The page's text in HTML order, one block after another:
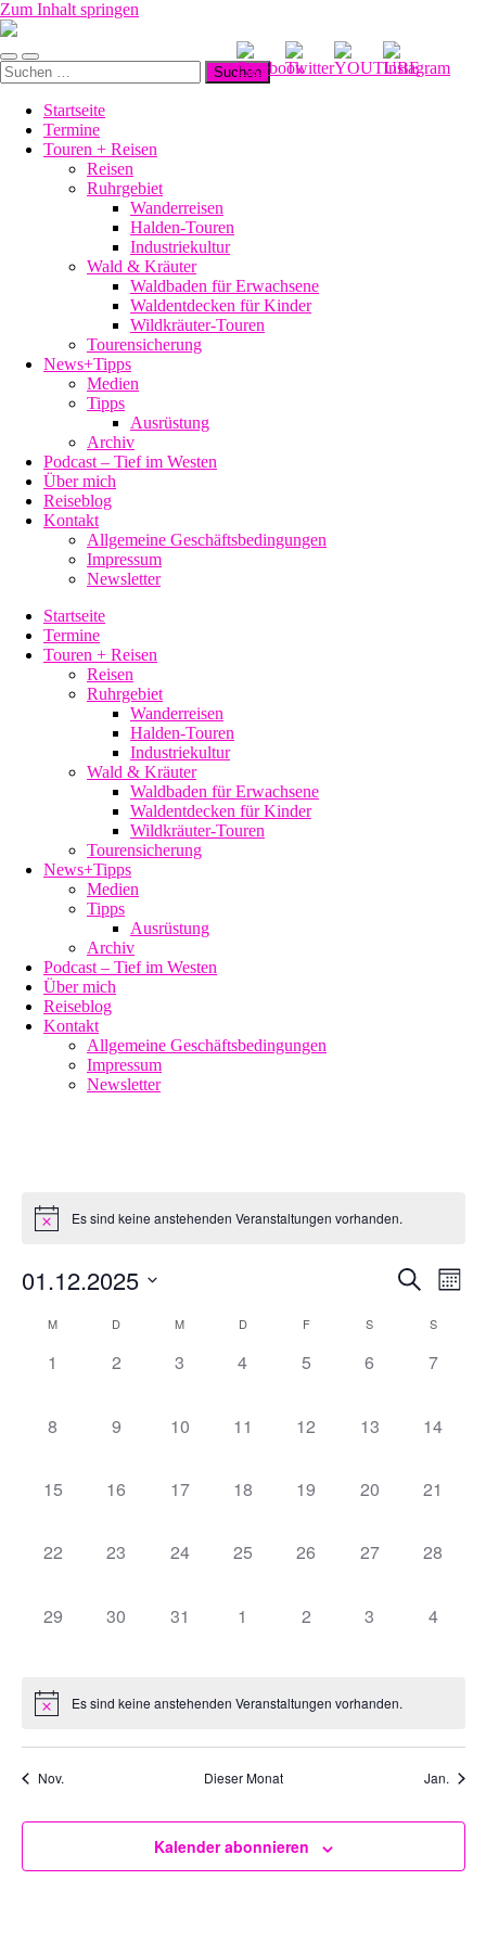
Zum Inhalt springen
Manu-
go
Mobile-
Menü
Suchfeld
ein-/ausblenden
Suchen
nach:
Startseite
Termine
Touren + Reisen
Reisen
Ruhrgebiet
Wanderreisen
Halden-Touren
Industriekultur
Wald & Kräuter
Waldbaden für Erwachsene
Waldentdecken für Kinder
Wildkräuter-Touren
Tourensicherung
News+Tipps
Medien
Tipps
Ausrüstung
Archiv
Podcast – Tief im Westen
Über mich
Reiseblog
Kontakt
Allgemeine Geschäftsbedingungen
Impressum
Newsletter
Startseite
Termine
Touren + Reisen
Reisen
Ruhrgebiet
Wanderreisen
Halden-Touren
Industriekultur
Wald & Kräuter
Waldbaden für Erwachsene
Waldentdecken für Kinder
Wildkräuter-Touren
Tourensicherung
News+Tipps
Medien
Tipps
Ausrüstung
Archiv
Podcast – Tief im Westen
Über mich
Reiseblog
Kontakt
Allgemeine Geschäftsbedingungen
Impressum
Newsletter
Es sind keine anstehenden Veranstaltungen vorhanden.
und
Suche
Monat
01.12.2025
wählen.
Kalender
von
M D M D F S S
0
1
0
2
0
3
0
4
0
5
0
6
0
7
0
8
0
9
0
10
0
11
0
12
0
13
0
14
0
15
0
16
0
17
0
18
0
19
0
20
0
21
0
22
0
23
0
24
0
25
0
26
0
27
0
28
0
29
0
30
0
31
0
1
0
2
0
3
0
4
Es sind keine anstehenden Veranstaltungen vorhanden.
Nov. Dieser Monat Jan.
Kalender abonnieren